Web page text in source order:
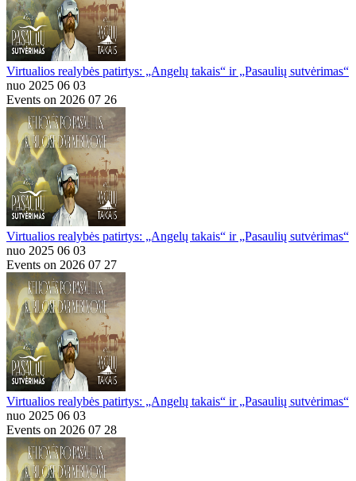
Virtualios realybės patirtys: „Angelų takais“ ir „Pasaulių sutvėrimas“
nuo 2025 06 03
Events on 2026 07 26
Virtualios realybės patirtys: „Angelų takais“ ir „Pasaulių sutvėrimas“
nuo 2025 06 03
Events on 2026 07 27
Virtualios realybės patirtys: „Angelų takais“ ir „Pasaulių sutvėrimas“
nuo 2025 06 03
Events on 2026 07 28